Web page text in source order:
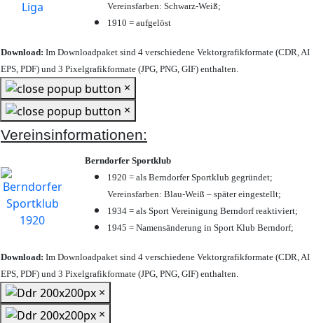
Vereinsfarben: Schwarz-Weiß;
1910 = aufgelöst
Download: Im Downloadpaket sind 4 verschiedene Vektorgrafikformate (CDR, AI
EPS, PDF) und 3 Pixelgrafikformate (JPG, PNG, GIF) enthalten.
×
×
Vereinsinformationen:
Berndorfer Sportklub
1920 = als Berndorfer Sportklub gegründet;
Vereinsfarben: Blau-Weiß – später eingestellt;
1934 = als Sport Vereinigung Berndorf reaktiviert;
1945 = Namensänderung in Sport Klub Berndorf;
Download: Im Downloadpaket sind 4 verschiedene Vektorgrafikformate (CDR, AI
EPS, PDF) und 3 Pixelgrafikformate (JPG, PNG, GIF) enthalten.
×
×